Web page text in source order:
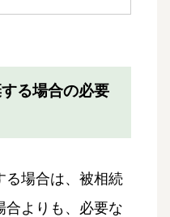
る場合の必要
る場合は、被相続
合よりも、必要な